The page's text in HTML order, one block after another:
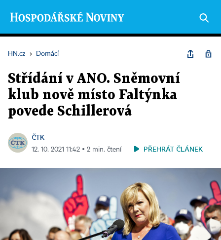
HN.cz › Domácí
Střídání v ANO. Sněmovní
klub nově místo Faltýnka
povede Schillerová
ČTK
12. 10. 2021 11:42 ▪ 2 min. čtení PŘEHRÁT ČLÁNEK